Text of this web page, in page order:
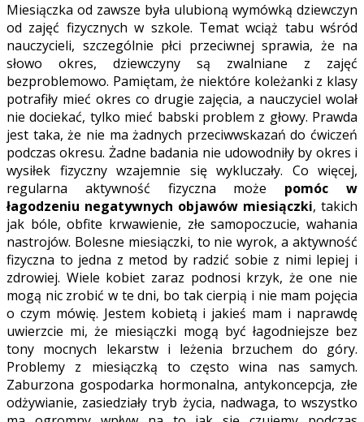
Miesiączka od zawsze była ulubioną wymówką dziewczyn
od zajęć fizycznych w szkole. Temat wciąż tabu wśród
nauczycieli, szczególnie płci przeciwnej sprawia, że na
słowo okres, dziewczyny są zwalniane z zajęć
bezproblemowo. Pamiętam, że niektóre koleżanki z klasy
potrafiły mieć okres co drugie zajęcia, a nauczyciel wolał
nie dociekać, tylko mieć babski problem z głowy. Prawda
jest taka, że nie ma żadnych przeciwwskazań do ćwiczeń
podczas okresu. Żadne badania nie udowodniły by okres i
wysiłek fizyczny wzajemnie się wykluczały. Co więcej,
regularna aktywność fizyczna może pomóc w
łagodzeniu negatywnych objawów miesiączki, takich
jak bóle, obfite krwawienie, złe samopoczucie, wahania
nastrojów. Bolesne miesiączki, to nie wyrok, a aktywność
fizyczna to jedna z metod by radzić sobie z nimi lepiej i
zdrowiej. Wiele kobiet zaraz podnosi krzyk, że one nie
mogą nic zrobić w te dni, bo tak cierpią i nie mam pojęcia
o czym mówię. Jestem kobietą i jakieś mam i naprawdę
uwierzcie mi, że miesiączki mogą być łagodniejsze bez
tony mocnych lekarstw i leżenia brzuchem do góry.
Problemy z miesiączką to często wina nas samych.
Zaburzona gospodarka hormonalna, antykoncepcja, złe
odżywianie, zasiedziały tryb życia, nadwaga, to wszystko